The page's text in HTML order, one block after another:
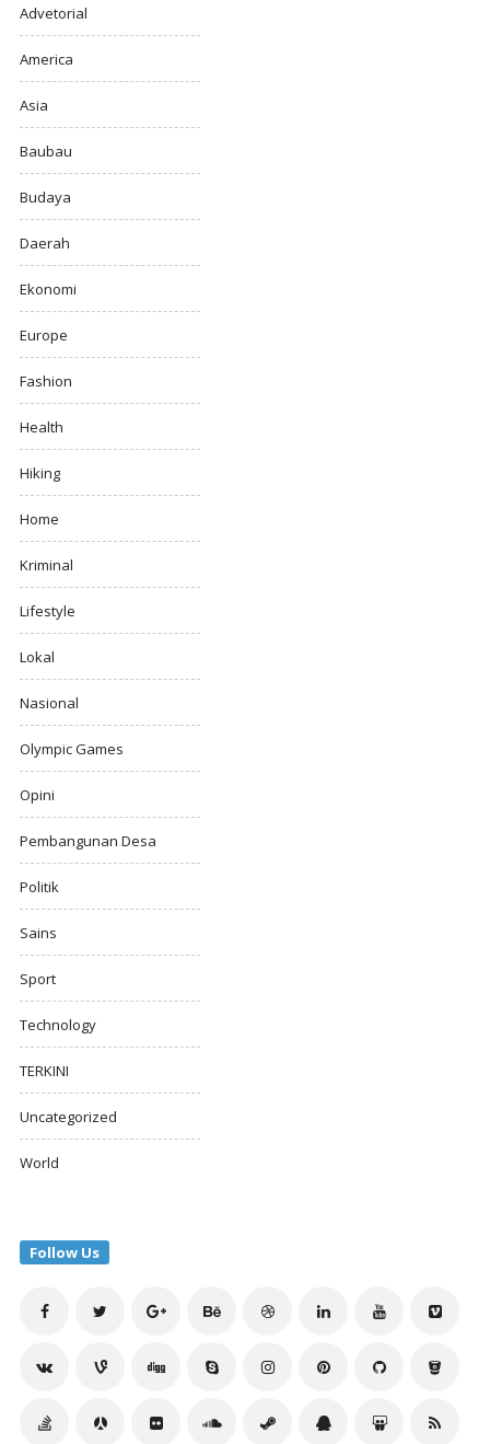
Advetorial
America
Asia
Baubau
Budaya
Daerah
Ekonomi
Europe
Fashion
Health
Hiking
Home
Kriminal
Lifestyle
Lokal
Nasional
Olympic Games
Opini
Pembangunan Desa
Politik
Sains
Sport
Technology
TERKINI
Uncategorized
World
Follow Us